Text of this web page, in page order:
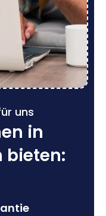
uns
in
bieten: